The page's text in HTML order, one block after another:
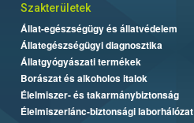
Szakterületek
Állat-egészségügy és állatvédelem
Állategészségügyi diagnosztika
Állatgyógyászati termékek
Borászat és alkoholos italok
Élelmiszer- és takarmánybiztonság
Élelmiszerlánc-biztonsági laborhálózat